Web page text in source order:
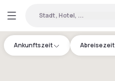
Stadt, Hotel, ...
Ankunftszeit Abreisezeit